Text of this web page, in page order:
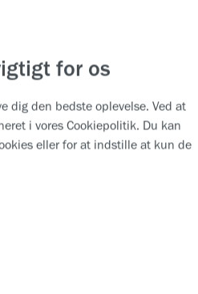
for os
dig den bedste oplevelse. Ved at
i vores Cookiepolitik. Du kan
eller for at indstille at kun de